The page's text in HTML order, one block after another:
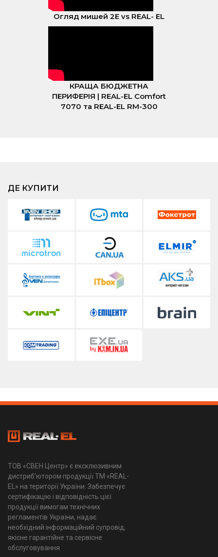
Огляд мишей 2E vs REAL- EL
КРАЩА БЮДЖЕТНА
ПЕРИФЕРІЯ | REAL-EL Comfort
7070 та REAL-EL RM-300
ДЕ КУПИТИ
ТОВ «СВЕН Центр» є ексклюзивним
дистриб'ютором продукції ТМ «REAL-
EL» на території України. Забезпечує
сертифікацію і відповідність цієї
продукції вимогам технічних
регламентів України, надає
необхідний інформаційний супровід,
якісне гарантійне та сервісне
обслуговування